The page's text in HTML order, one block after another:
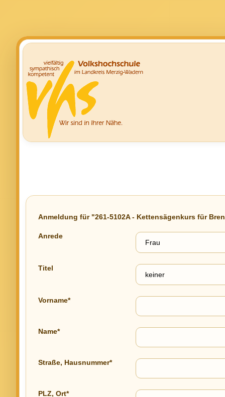
Anmeldung für "261-5102A - Kettensägenkurs für
Anrede
Titel
Vorname*
Name*
Straße, Hausnummer*
PLZ, Ort*